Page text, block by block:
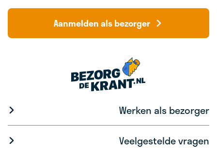
Aanmelden als bezorger
Werken als bezorger
Veelgestelde vragen